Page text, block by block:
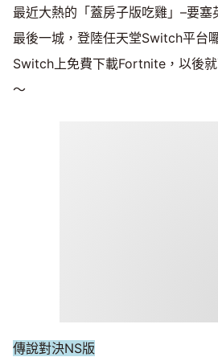
最近大熱的「蓋房子版吃雞」–要
最後一城，登陸任天堂Switch平台
Switch上免費下載Fortnite，以後
～
傳說對決NS版